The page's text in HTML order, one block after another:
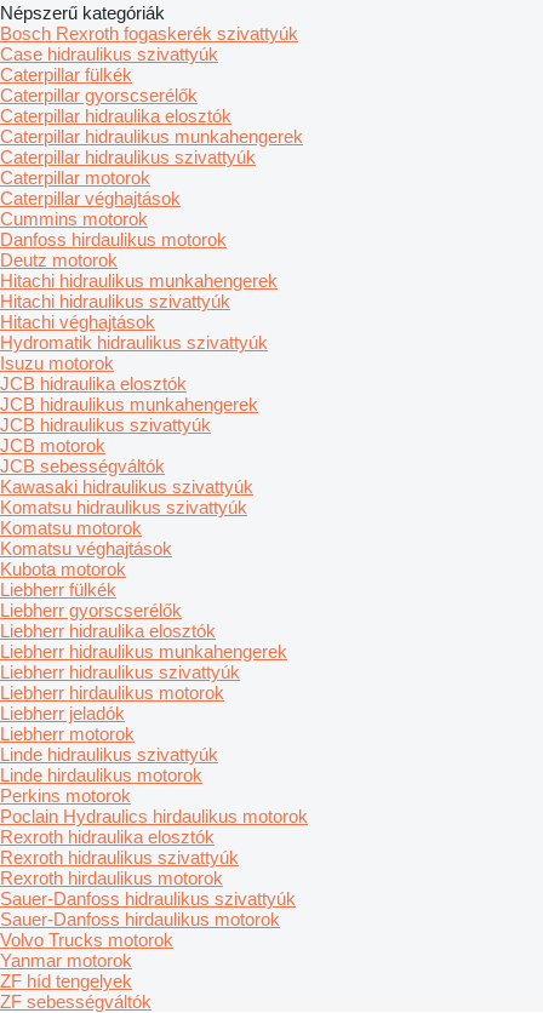
Népszerű kategóriák
Bosch Rexroth fogaskerék szivattyúk
Case hidraulikus szivattyúk
Caterpillar fülkék
Caterpillar gyorscserélők
Caterpillar hidraulika elosztók
Caterpillar hidraulikus munkahengerek
Caterpillar hidraulikus szivattyúk
Caterpillar motorok
Caterpillar véghajtások
Cummins motorok
Danfoss hirdaulikus motorok
Deutz motorok
Hitachi hidraulikus munkahengerek
Hitachi hidraulikus szivattyúk
Hitachi véghajtások
Hydromatik hidraulikus szivattyúk
Isuzu motorok
JCB hidraulika elosztók
JCB hidraulikus munkahengerek
JCB hidraulikus szivattyúk
JCB motorok
JCB sebességváltók
Kawasaki hidraulikus szivattyúk
Komatsu hidraulikus szivattyúk
Komatsu motorok
Komatsu véghajtások
Kubota motorok
Liebherr fülkék
Liebherr gyorscserélők
Liebherr hidraulika elosztók
Liebherr hidraulikus munkahengerek
Liebherr hidraulikus szivattyúk
Liebherr hirdaulikus motorok
Liebherr jeladók
Liebherr motorok
Linde hidraulikus szivattyúk
Linde hirdaulikus motorok
Perkins motorok
Poclain Hydraulics hirdaulikus motorok
Rexroth hidraulika elosztók
Rexroth hidraulikus szivattyúk
Rexroth hirdaulikus motorok
Sauer-Danfoss hidraulikus szivattyúk
Sauer-Danfoss hirdaulikus motorok
Volvo Trucks motorok
Yanmar motorok
ZF híd tengelyek
ZF sebességváltók